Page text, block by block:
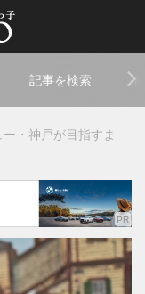
記事を検索
・神戸が目指すま